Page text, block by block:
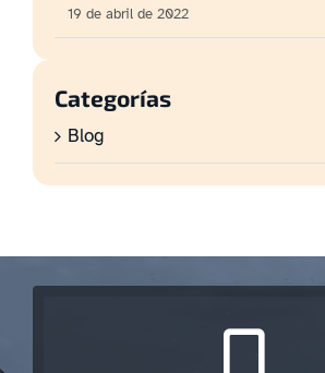
19 de abril de 2022
Categorías
Blog